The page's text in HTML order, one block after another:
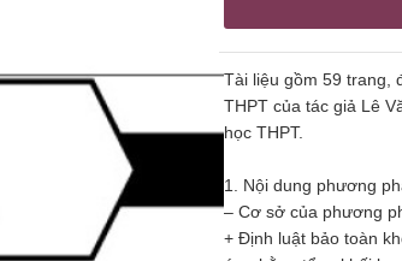
Tài liệu gồm 59 trang,
THPT của tác giả Lê
học THPT.
1. Nội dung phương
– Cơ sở của phương
+ Định luật bảo toàn